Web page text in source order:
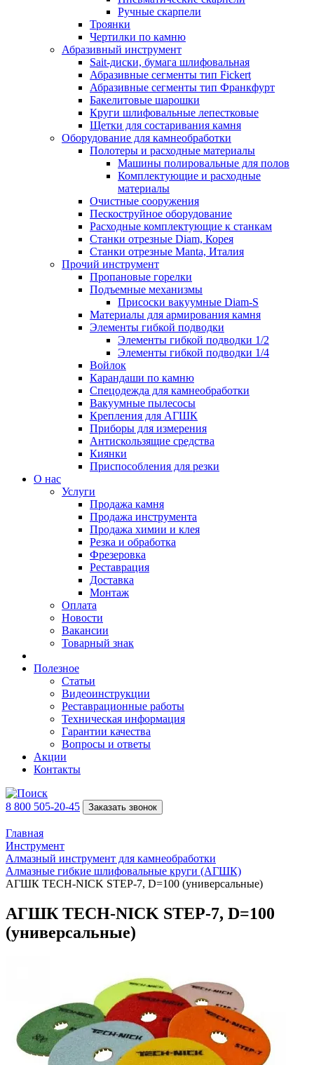
Ручные скарпели
Троянки
Чертилки по камню
Абразивный инструмент
Sait-диски, бумага шлифовальная
Абразивные сегменты тип Fickert
Абразивные сегменты тип Франкфурт
Бакелитовые шарошки
Круги шлифовальные лепестковые
Щетки для состаривания камня
Оборудование для камнеобработки
Полотеры и расходные материалы
Машины полировальные для полов
Комплектующие и расходные
материалы
Очистные сооружения
Пескоструйное оборудование
Расходные комплектующие к станкам
Станки отрезные Diam, Корея
Станки отрезные Manta, Италия
Прочий инструмент
Пропановые горелки
Подъeмные механизмы
Присоски вакуумные Diam-S
Материалы для армирования камня
Элементы гибкой подводки
Элементы гибкой подводки 1/2
Элементы гибкой подводки 1/4
Войлок
Карандаши по камню
Спецодежда для камнеобработки
Вакуумные пылесосы
Крепления для АГШК
Приборы для измерения
Антискользящие средства
Киянки
Приспособления для резки
О нас
Услуги
Продажа камня
Продажа инструмента
Продажа химии и клея
Резка и обработка
Фрезеровка
Реставрация
Доставка
Монтаж
Оплата
Новости
Вакансии
Товарный знак
Полезное
Статьи
Видеоинструкции
Реставрационные работы
Техническая информация
Гарантии качества
Вопросы и ответы
Акции
Контакты
8 800 505-20-45 Заказать звонок
Главная
Инструмент
Алмазный инструмент для камнеобработки
Алмазные гибкие шлифовальные круги (АГШК)
АГШК TECH-NICK STEP-7, D=100 (универсальные)
АГШК TECH-NICK STEP-7, D=100
(универсальные)